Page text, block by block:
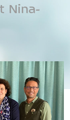
Nina-